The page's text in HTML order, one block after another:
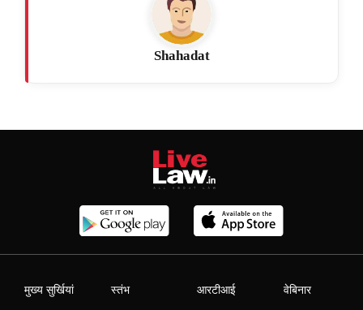
Shahadat
मुख्य सुर्खियां स्तंभ आरटीआई वेबिनार